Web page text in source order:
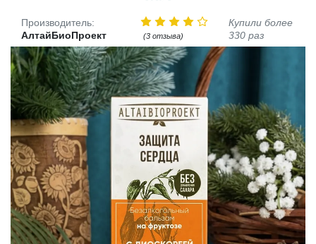
Производитель:
АлтайБиоПроект
(3 отзыва)
Купили более
330 раз